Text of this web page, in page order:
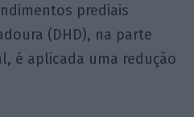
prediais
(DHD), na parte
é aplicada uma redução